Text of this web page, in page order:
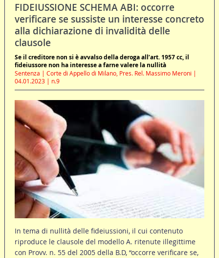
FIDEIUSSIONE SCHEMA ABI: occorre
verificare se sussiste un interesse concreto
alla dichiarazione di invalidità delle
clausole
Se il creditore non si è avvalso della deroga all’art. 1957 cc, il
fideiussore non ha interesse a farne valere la nullità
Sentenza | Corte di Appello di Milano, Pres. Rel. Massimo Meroni |
04.01.2023 | n.9
In tema di nullità delle fideiussioni, il cui contenuto
riproduce le clausole del modello A. ritenute illegittime
con Provv. n. 55 del 2005 della B.D, “occorre verificare se,